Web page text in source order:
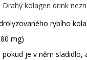
kolagen drink
rybího
mg)
pokud je v něm